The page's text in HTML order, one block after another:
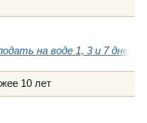
на воде 1, 3 и 7 дней
10 лет